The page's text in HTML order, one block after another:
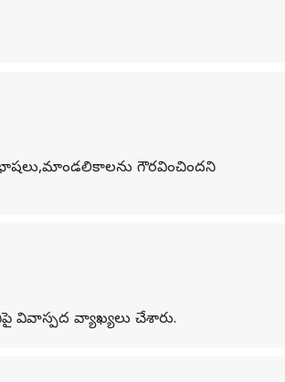
గౌరవించిందని
వివాస్పద వ్యాఖ్యలు చేశారు.